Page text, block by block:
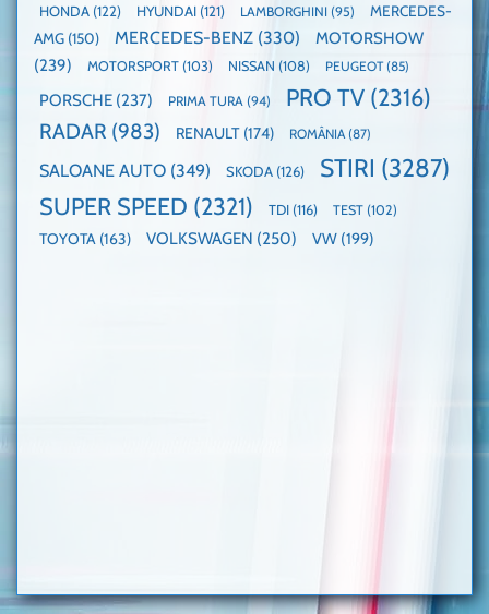
HONDA (122) HYUNDAI (121) LAMBORGHINI (95)
MERCEDES-
AMG (150) MERCEDES-BENZ (330)
MOTORSHOW
(239)
MOTORSPORT (103) NISSAN (108) PEUGEOT(85)
PORSCHE (237) PRIMA TURA (94) PRO TV (2316)
RADAR (983) RENAULT (174) ROMÂNIA (87)
SALOANE AUTO (349) SKODA (126) STIRI (3287)
SUPER SPEED (2321) TDI (116) TEST (102)
TOYOTA (163) VOLKSWAGEN (250) VW (199)